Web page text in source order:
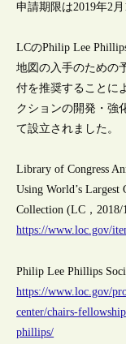
申請期限は2019年2月
LCのPhilip Lee
地図の入手のための
付を推奨することに
クションの開発・強
て設立されました。
Library of Congress
Using World’s Largest
Collection (LC，2018/
https://www.loc.gov/
Philip Lee Phillips
https://www.loc.gov/
center/chairs-
phillips/